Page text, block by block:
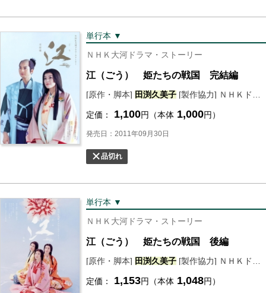
単行本 ▼
ＮＨＫ大河ドラマ・ストーリー
江（ごう） 姫たちの戦国 完結編
[原作・脚本] 田渕久美子 [製作協力] ＮＨＫドラマ制作班 [編] ＮＨＫ出版
定価： 1,100円（本体 1,000円）
発売日：2011年09月30日
品切れ
単行本 ▼
ＮＨＫ大河ドラマ・ストーリー
江（ごう） 姫たちの戦国 後編
[原作・脚本] 田渕久美子 [製作協力] ＮＨＫドラマ制作班 [編] ＮＨＫ出版
定価： 1,153円（本体 1,048円）